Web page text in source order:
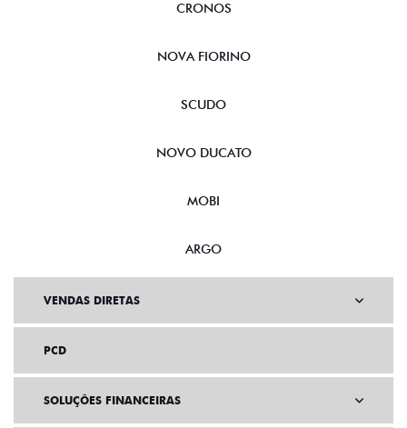
CRONOS
NOVA FIORINO
SCUDO
NOVO DUCATO
MOBI
ARGO
VENDAS DIRETAS
PCD
SOLUÇÕES FINANCEIRAS